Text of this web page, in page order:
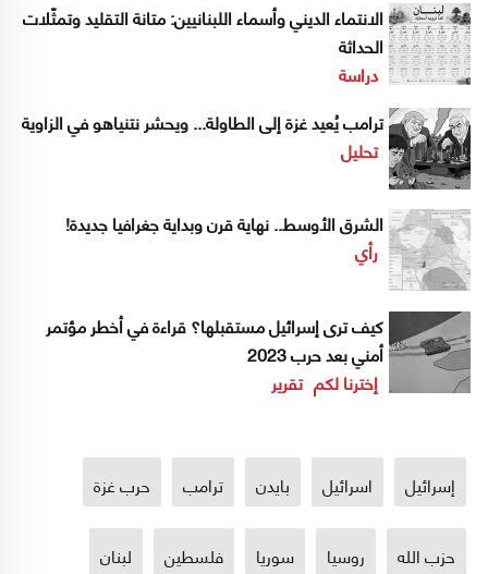
الانتماء الديني وأسماء اللبنانيين: متانة التقليد وتمثّلات
الحداثة
دراسة
ترامب يُعيد غزة إلى الطاولة... ويحشر نتنياهو في الزاوية
تحليل
الشرق الأوسط.. نهاية قرن وبداية جغرافيا جديدة!
رأي
كيف ترى إسرائيل مستقبلها؟ قراءة في أخطر مؤتمر
أمني بعد حرب 2023
إخترنا لكم تقرير
إسرائيل اسرائيل بايدن ترامب حرب غزة
حزب الله روسيا سوريا فلسطين لبنان